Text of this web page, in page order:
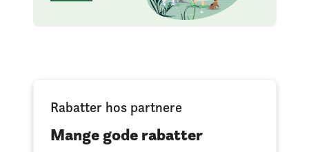
Rabatter hos partnere
Mange gode rabatter